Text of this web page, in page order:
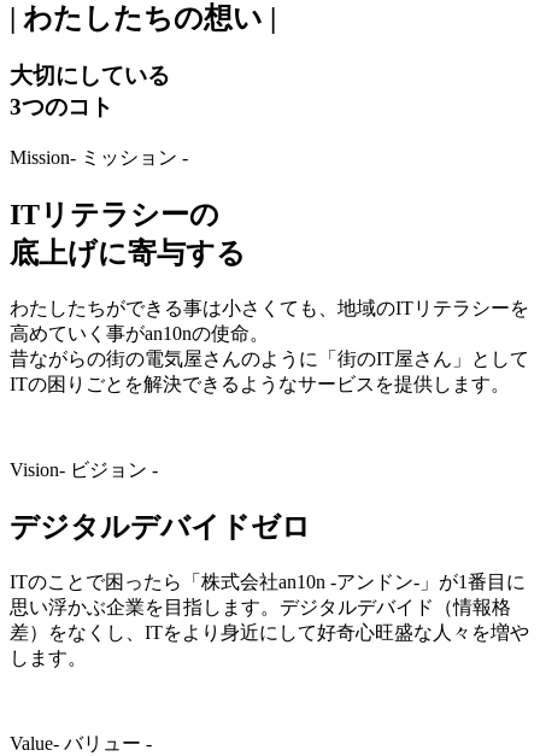
| わたしたちの想い |
大切にしている
3つのコト
Mission- ミッション -
ITリテラシーの
底上げに寄与する
わたしたちができる事は小さくても、地域のITリテラシーを
高めていく事がan10nの使命。
昔ながらの街の電気屋さんのように「街のIT屋さん」として
ITの困りごとを解決できるようなサービスを提供します。
Vision- ビジョン -
デジタルデバイドゼロ
ITのことで困ったら「株式会社an10n -アンドン-」が1番目に
思い浮かぶ企業を目指します。デジタルデバイド（情報格
差）をなくし、ITをより身近にして好奇心旺盛な人々を増や
します。
Value- バリュー -